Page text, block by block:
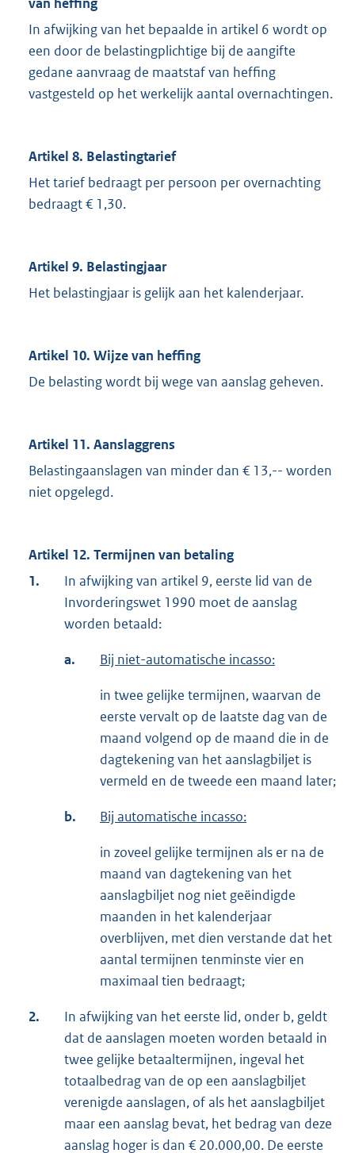
In afwijking van het bepaalde in artikel 6 wordt op
een door de belastingplichtige bij de aangifte
gedane aanvraag de maatstaf van heffing
vastgesteld op het werkelijk aantal overnachtingen.
Artikel 8. Belastingtarief
Het tarief bedraagt per persoon per overnachting
bedraagt € 1,30.
Artikel 9. Belastingjaar
Het belastingjaar is gelijk aan het kalenderjaar.
Artikel 10. Wijze van heffing
De belasting wordt bij wege van aanslag geheven.
Artikel 11. Aanslaggrens
Belastingaanslagen van minder dan € 13,-- worden
niet opgelegd.
Artikel 12. Termijnen van betaling
1.
In afwijking van artikel 9, eerste lid van de
Invorderingswet 1990 moet de aanslag
worden betaald:
a. Bij niet-automatische incasso:
in twee gelijke termijnen, waarvan de
eerste vervalt op de laatste dag van de
maand volgend op de maand die in de
dagtekening van het aanslagbiljet is
vermeld en de tweede een maand later;
b. Bij automatische incasso:
in zoveel gelijke termijnen als er na de
maand van dagtekening van het
aanslagbiljet nog niet geëindigde
maanden in het kalenderjaar
overblijven, met dien verstande dat het
aantal termijnen tenminste vier en
maximaal tien bedraagt;
2.
In afwijking van het eerste lid, onder b, geldt
dat de aanslagen moeten worden betaald in
twee gelijke betaaltermijnen, ingeval het
totaalbedrag van de op een aanslagbiljet
verenigde aanslagen, of als het aanslagbiljet
maar een aanslag bevat, het bedrag van deze
aanslag hoger is dan € 20.000,00. De eerste